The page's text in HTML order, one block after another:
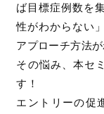
ば目標症例数を
性がわからない
アプローチ方法が
その悩み、本セ
す！
エントリーの促